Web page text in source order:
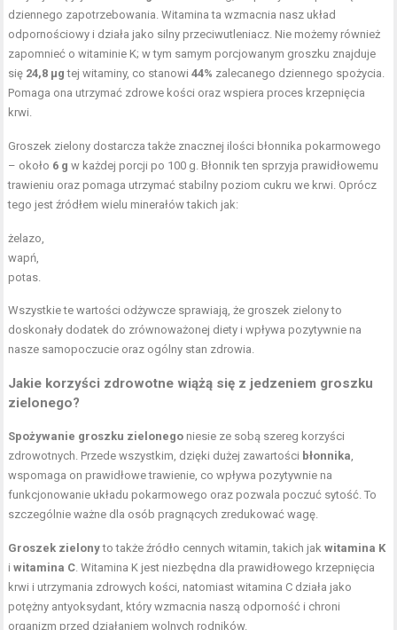
dziennego zapotrzebowania. Witamina ta wzmacnia nasz układ
odpornościowy i działa jako silny przeciwutleniacz. Nie możemy również
zapomnieć o witaminie K; w tym samym porcjowanym groszku znajduje
się 24,8 µg tej witaminy, co stanowi44% zalecanego dziennego spożycia.
Pomaga ona utrzymać zdrowe kości oraz wspiera proces krzepnięcia
krwi.
Groszek zielony dostarcza także znacznej ilości błonnika pokarmowego
– około 6 g w każdej porcji po 100 g. Błonnik ten sprzyja prawidłowemu
trawieniu oraz pomaga utrzymać stabilny poziom cukru we krwi. Oprócz
tego jest źródłem wielu minerałów takich jak:
żelazo,
wapń,
potas.
Wszystkie te wartości odżywcze sprawiają, że groszek zielony to
doskonały dodatek do zrównoważonej diety i wpływa pozytywnie na
nasze samopoczucie oraz ogólny stan zdrowia.
Jakie korzyści zdrowotne wiążą się z jedzeniem groszku
zielonego?
Spożywanie groszku zielonego niesie ze sobą szereg korzyści
zdrowotnych. Przede wszystkim, dzięki dużej zawartości błonnika,
wspomaga on prawidłowe trawienie, co wpływa pozytywnie na
funkcjonowanie układu pokarmowego oraz pozwala poczuć sytość. To
szczególnie ważne dla osób pragnących zredukować wagę.
Groszek zielonyto także źródło cennych witamin, takich jakwitamina K
iwitamina C. Witamina K jest niezbędna dla prawidłowego krzepnięcia
krwi i utrzymania zdrowych kości, natomiast witamina C działa jako
potężny antyoksydant, który wzmacnia naszą odporność i chroni
organizm przed działaniem wolnych rodników.